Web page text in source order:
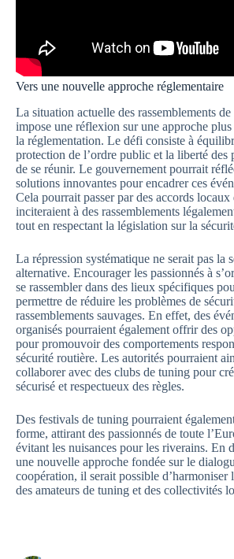
Vers une nouvelle approche réglementaire
La situation actuelle des rassemblements
impose une réflexion sur une approche
la réglementation. Le défi consiste à
protection de l’ordre public et la liberté des
de se réunir. Le gouvernement pourrait
solutions innovantes pour encadrer ces
Cela pourrait passer par des accords locaux
inciteraient à des rassemblements
tout en respectant la législation sur la
La répression systématique ne serait pas la
alternative. Encourager les passionnés à
se rassembler dans des lieux spécifiques
permettre de réduire les problèmes de
rassemblements sauvages. En effet, des
organisés pourraient également offrir des
pour promouvoir des comportements
sécurité routière. Les autorités pourraient
collaborer avec des clubs de tuning pour
sécurisé et respectueux des règles.
Des festivals de tuning pourraient
forme, attirant des passionnés de toute
évitant les nuisances pour les riverains. En
une nouvelle approche fondée sur le
coopération, il serait possible d’harmoniser
des amateurs de tuning et des collectivités